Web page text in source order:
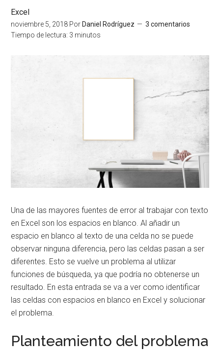
Excel
noviembre 5, 2018 Por Daniel Rodríguez
3 comentarios
Tiempo de lectura: 3 minutos
Una de las mayores fuentes de error al trabajar con texto
en Excel son los espacios en blanco. Al añadir un
espacio en blanco al texto de una celda no se puede
observar ninguna diferencia, pero las celdas pasan a ser
diferentes. Esto se vuelve un problema al utilizar
funciones de búsqueda, ya que podría no obtenerse un
resultado. En esta entrada se va a ver como identificar
las celdas con espacios en blanco en Excel y solucionar
el problema.
Planteamiento del problema